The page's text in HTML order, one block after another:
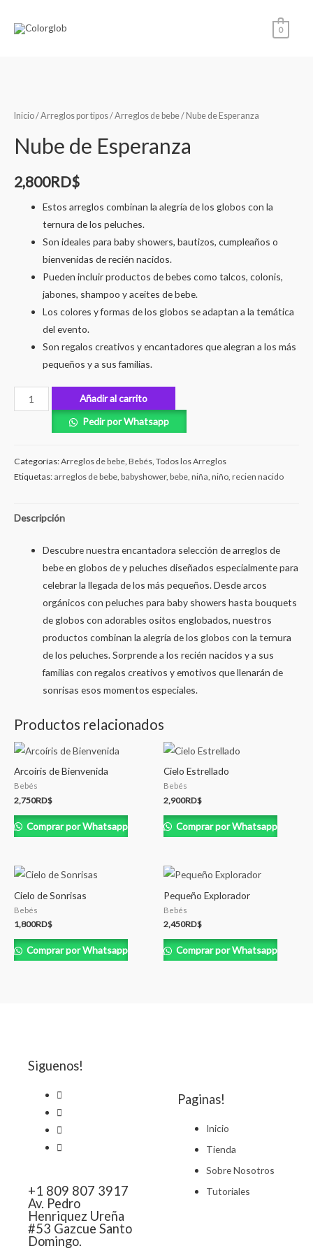
0
Inicio/Arreglos por tipos/Arreglos de bebe/ Nube de Esperanza
Nube de Esperanza
2,800RD$
Estos arreglos combinan la alegría de los globos con la
ternura de los peluches.
Son ideales para baby showers, bautizos, cumpleaños o
bienvenidas de recién nacidos.
Pueden incluir productos de bebes como talcos, colonis,
jabones, shampoo y aceites de bebe.
Los colores y formas de los globos se adaptan a la temática
del evento.
Son regalos creativos y encantadores que alegran a los más
pequeños y a sus familias.
Añadir al carrito
Pedir por Whatsapp
Categorías:Arreglos de bebe, Bebés, Todos los Arreglos
Etiquetas: arreglos de bebe, babyshower, bebe, niña, niño, recien nacido
Descripción
Descubre nuestra encantadora selección de arreglos de
bebe en globos de y peluches diseñados especialmente para
celebrar la llegada de los más pequeños. Desde arcos
orgánicos con peluches para baby showers hasta bouquets
de globos con adorables ositos englobados, nuestros
productos combinan la alegría de los globos con la ternura
de los peluches. Sorprende a los recién nacidos y a sus
familias con regalos creativos y emotivos que llenarán de
sonrisas esos momentos especiales.
Productos relacionados
Arcoíris de Bienvenida
Bebés
2,750RD$
Comprar por Whatsapp
Cielo Estrellado
Bebés
2,900RD$
Comprar por Whatsapp
Cielo de Sonrisas
Bebés
1,800RD$
Comprar por Whatsapp
Pequeño Explorador
Bebés
2,450RD$
Comprar por Whatsapp
Siguenos!
+1 809 807 3917
Av. Pedro
Henriquez Ureña
#53 Gazcue Santo
Domingo.
Paginas!
Inicio
Tienda
Sobre Nosotros
Tutoriales